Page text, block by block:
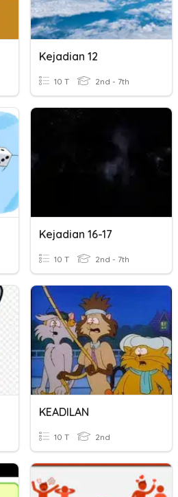
Kejadian 12
10 T 2nd - 7th
Kejadian 16-17
10 T 2nd - 7th
KEADILAN
10 T 2nd